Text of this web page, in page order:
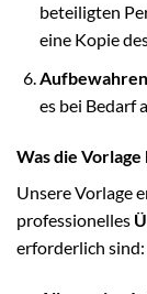
beteiligten
eine Kopie
es bei Bedarf
Was die
Unsere Vorlage
professionelles
erforderlich sind: